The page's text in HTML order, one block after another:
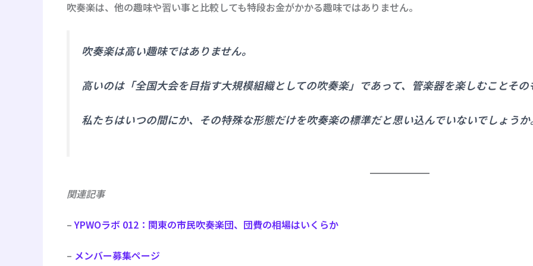
吹奏楽は、他の趣味や習い事と比較しても特段お金がかかる趣味ではありません。
吹奏楽は高い趣味ではありません。
高いのは「全国大会を目指す大規模組織としての吹奏楽」であって、管楽器を楽しむことそ
私たちはいつの間にか、その特殊な形態だけを吹奏楽の標準だと思い込んでいないでしょうか
関連記事
–YPWOラボ 012：関東の市民吹奏楽団、団費の相場はいくらか
– メンバー募集ページ